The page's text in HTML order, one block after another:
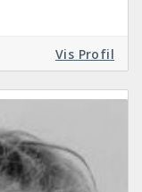
Vis Profil